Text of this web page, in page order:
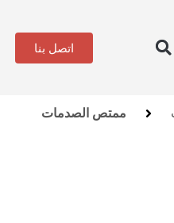
اتصل بنا
ممتص الصدمات